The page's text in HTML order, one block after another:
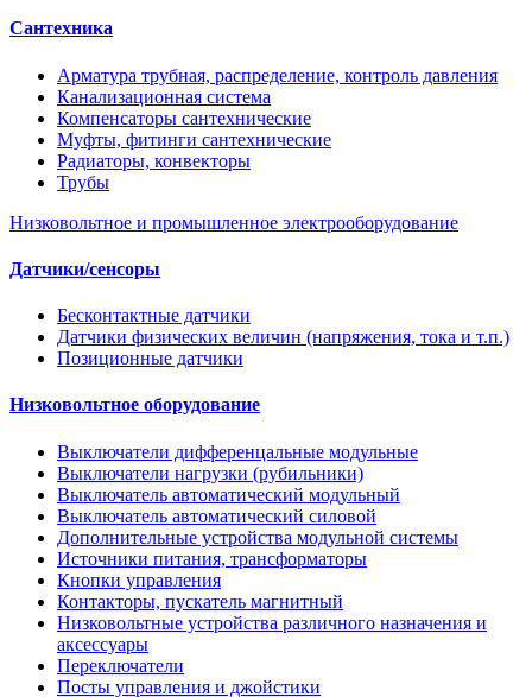
Сантехника
Арматура трубная, распределение, контроль давления
Канализационная система
Компенсаторы сантехнические
Муфты, фитинги сантехнические
Радиаторы, конвекторы
Трубы
Низковольтное и промышленное электрооборудование
Датчики/сенсоры
Бесконтактные датчики
Датчики физических величин (напряжения, тока и т.п.)
Позиционные датчики
Низковольтное оборудование
Выключатели дифференцальные модульные
Выключатели нагрузки (рубильники)
Выключатель автоматический модульный
Выключатель автоматический силовой
Дополнительные устройства модульной системы
Источники питания, трансформаторы
Кнопки управления
Контакторы, пускатель магнитный
Низковольтные устройства различного назначения и
аксессуары
Переключатели
Посты управления и джойстики